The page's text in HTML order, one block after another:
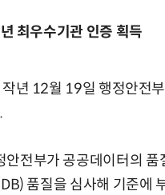
최우수기관 인증 획득
년 12월 19일 행정안전
전부가 공공데이터의
품질을 심사해 기준에